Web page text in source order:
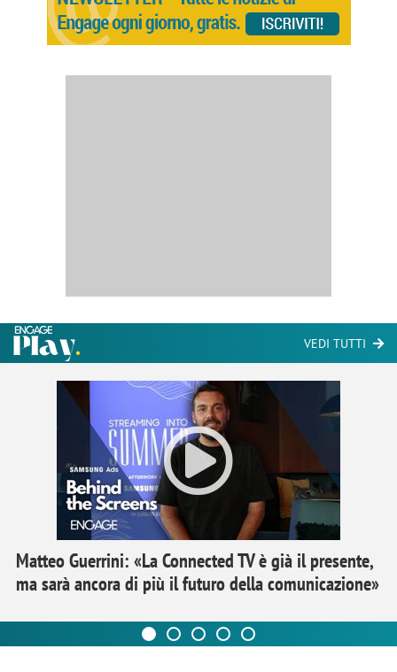
VEDI TUTTI
Matteo Guerrini: «La Connected TV è già il presente,
ma sarà ancora di più il futuro della comunicazione»